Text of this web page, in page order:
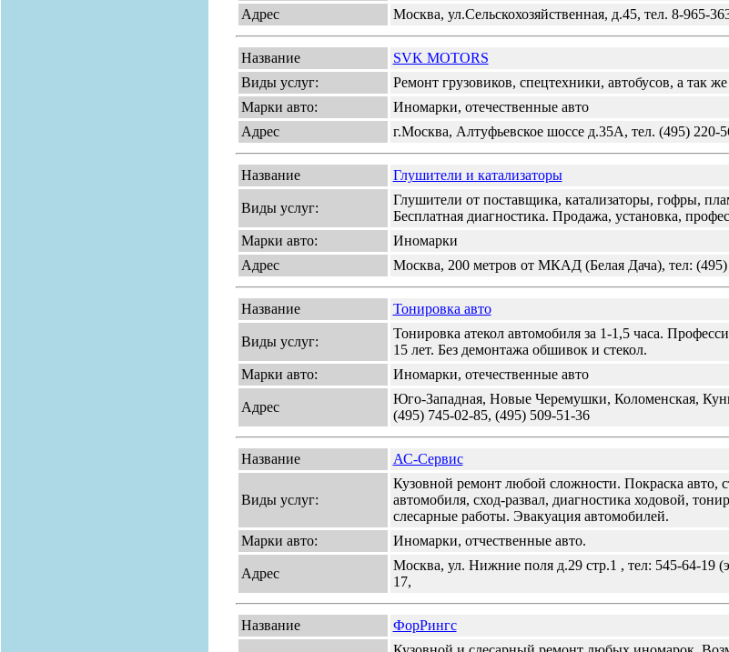
Адрес
Москва, ул.Сельскохозяйственная, д.45, тел. 8-965-
Название
SVK MOTORS
Виды услуг:
Ремонт грузовиков, спецтехники, автобусов, а так
Марки авто:
Иномарки, отечественные авто
Адрес
г.Москва, Алтуфьевское шоссе д.35А, тел. (495) 220-
Название Глушители и катализаторы
Виды услуг:
Глушители от поставщика, катализаторы, гофры,
Бесплатная диагностика. Продажа, установка,
Марки авто:
Иномарки
Адрес
Москва, 200 метров от МКАД (Белая Дача), тел: (495)
Название Тонировка авто
Виды услуг:
Тонировка атекол автомобиля за 1-1,5 часа.
15 лет. Без демонтажа обшивок и стекол.
Марки авто:
Иномарки, отечественные авто
Адрес
Юго-Западная, Новые Черемушки, Коломенская,
(495) 745-02-85, (495) 509-51-36
Название АС-Сервис
Виды услуг:
Кузовной ремонт любой сложности. Покраска авто,
автомобиля, сход-развал, диагностика ходовой,
слесарные работы. Эвакуация автомобилей.
Марки авто:
Иномарки, отчественные авто.
Адрес
Москва, ул. Нижние поля д.29 стр.1 , тел: 545-64-19
17,
Название ФорРингс